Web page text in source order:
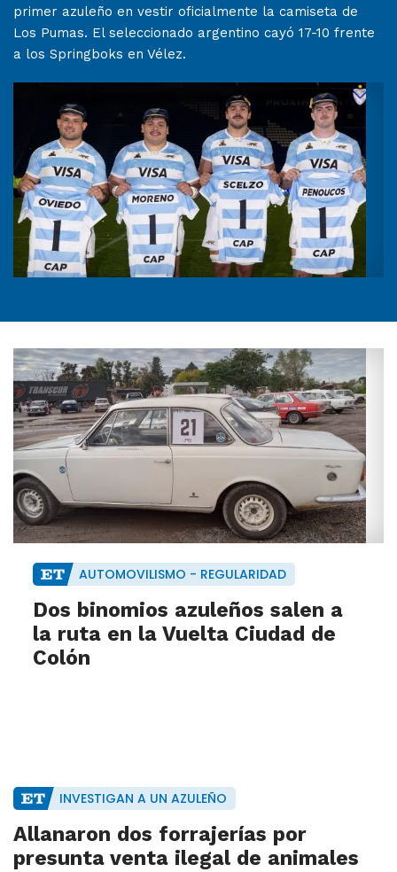
primer azuleño en vestir oficialmente la camiseta de
Los Pumas. El seleccionado argentino cayó 17-10 frente
a los Springboks en Vélez.
AUTOMOVILISMO - REGULARIDAD
Dos binomios azuleños salen a
la ruta en la Vuelta Ciudad de
Colón
INVESTIGAN A UN AZULEÑO
Allanaron dos forrajerías por
presunta venta ilegal de animales